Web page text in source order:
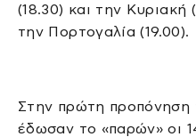
(18.30) και την Κυριακή
την Πορτογαλία (19.00).
Στην πρώτη προπόνηση
έδωσαν το «παρών» οι